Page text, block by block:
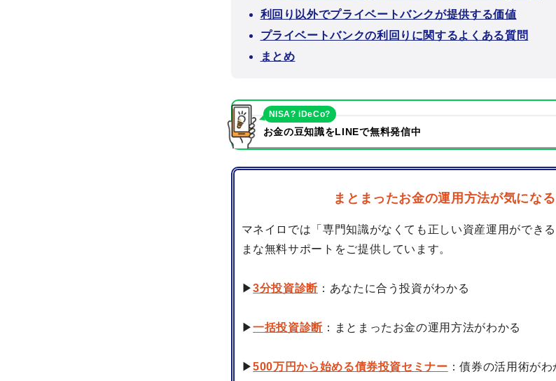
利回り以外でプライベートバンクが提供する価値
プライベートバンクの利回りに関するよくある質問
まとめ
お金の豆知識をLINEで無料発信中
NISA? iDeCo?
まとまったお金の運用方法が気にな
マネイロでは「専門知識がなくても正しい資産運用ができ
まな無料サポートをご提供しています。
▶3分投資診断：あなたに合う投資がわかる
▶一括投資診断：まとまったお金の運用方法がわかる
▶500万円から始める債券投資セミナー ：債券の活用術がわ